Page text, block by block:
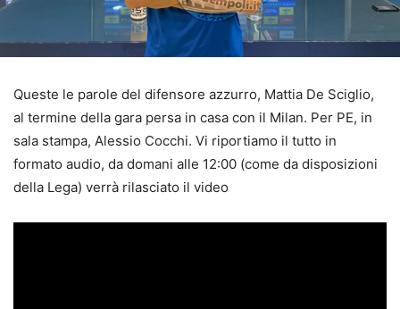
Queste le parole del difensore azzurro, Mattia De Sciglio,
al termine della gara persa in casa con il Milan. Per PE, in
sala stampa, Alessio Cocchi. Vi riportiamo il tutto in
formato audio, da domani alle 12:00 (come da disposizioni
della Lega) verrà rilasciato il video